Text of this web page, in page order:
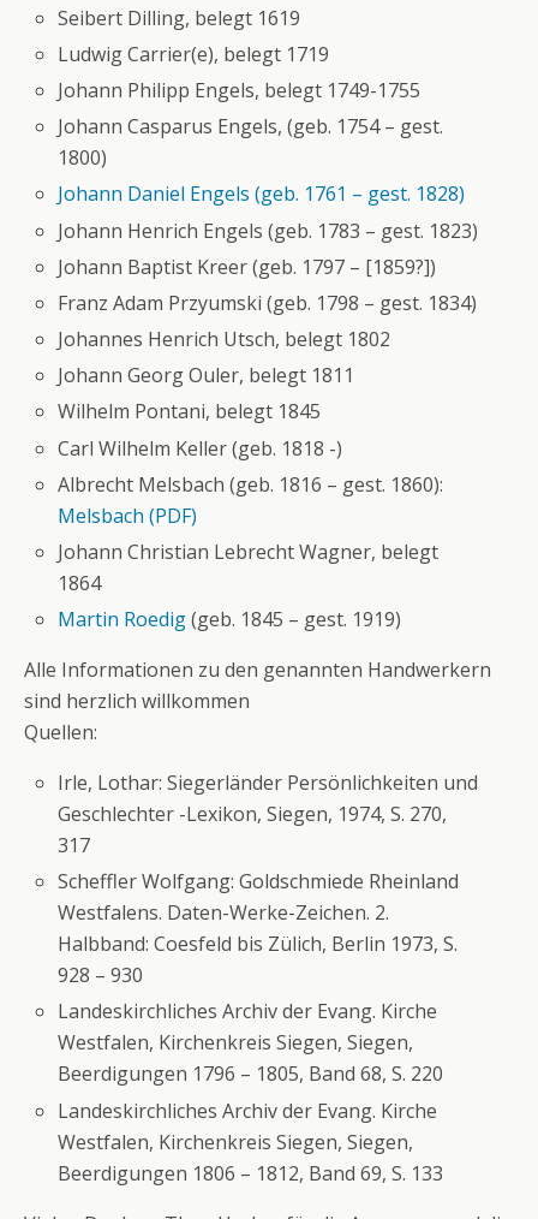
Seibert Dilling, belegt 1619
Ludwig Carrier(e), belegt 1719
Johann Philipp Engels, belegt 1749-1755
Johann Casparus Engels, (geb. 1754 – gest.
1800)
Johann Daniel Engels (geb. 1761 – gest. 1828)
Johann Henrich Engels (geb. 1783 – gest. 1823)
Johann Baptist Kreer (geb. 1797 – [1859?])
Franz Adam Przyumski (geb. 1798 – gest. 1834)
Johannes Henrich Utsch, belegt 1802
Johann Georg Ouler, belegt 1811
Wilhelm Pontani, belegt 1845
Carl Wilhelm Keller (geb. 1818 -)
Albrecht Melsbach (geb. 1816 – gest. 1860):
Melsbach (PDF)
Johann Christian Lebrecht Wagner, belegt
1864
Martin Roedig(geb. 1845 – gest. 1919)
Alle Informationen zu den genannten Handwerkern
sind herzlich willkommen
Quellen:
Irle, Lothar: Siegerländer Persönlichkeiten und
Geschlechter -Lexikon, Siegen, 1974, S. 270,
317
Scheffler Wolfgang: Goldschmiede Rheinland
Westfalens. Daten-Werke-Zeichen. 2.
Halbband: Coesfeld bis Zülich, Berlin 1973, S.
928 – 930
Landeskirchliches Archiv der Evang. Kirche
Westfalen, Kirchenkreis Siegen, Siegen,
Beerdigungen 1796 – 1805, Band 68, S. 220
Landeskirchliches Archiv der Evang. Kirche
Westfalen, Kirchenkreis Siegen, Siegen,
Beerdigungen 1806 – 1812, Band 69, S. 133